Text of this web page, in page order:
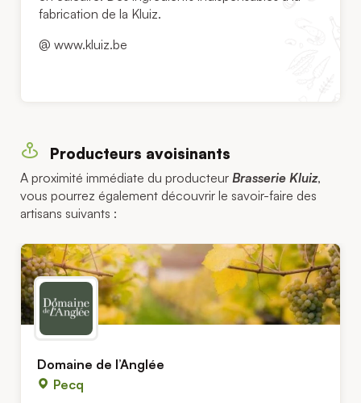
fabrication de la Kluiz.
@ www.kluiz.be
Producteurs avoisinants
A proximité immédiate du producteur Brasserie Kluiz,
vous pourrez également découvrir le savoir-faire des
artisans suivants :
Domaine de l’Anglée
Pecq